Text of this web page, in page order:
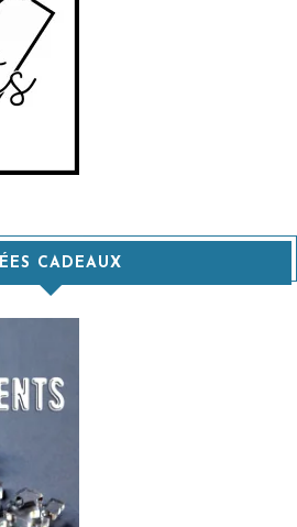
CADEAUX